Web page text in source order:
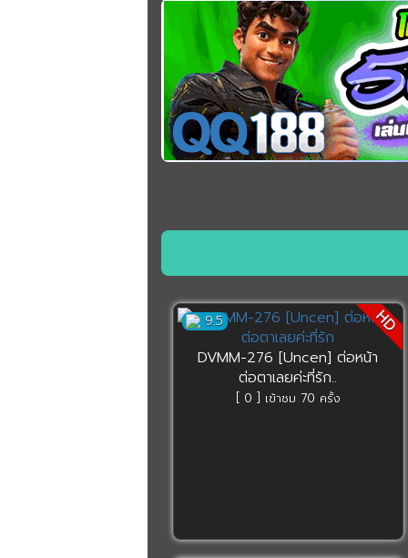
9.5 HD
DVMM-276 [Uncen] ต่อหน้า
ต่อตาเลยค่ะที่รัก..
[ 0 ] เข้าชม 70 ครั้ง